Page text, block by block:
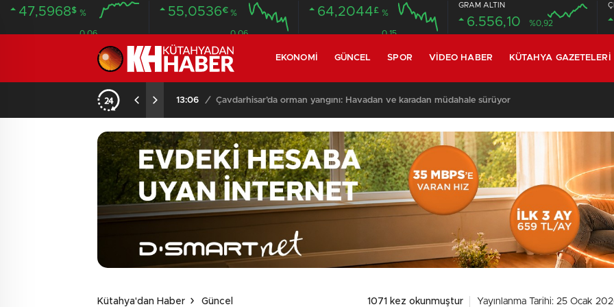
47,5968$ %
0.06
55,0536€ %
0.06
64,2044£ %
0.15
GRAM ALTIN
6.556,10 %0,92
EKONOMI GÜNCEL SPOR VIDEO HABER KÜTAHYA GAZETELERI
13:06 / Çavdarhisar’da orman yangını: Havadan ve karadan müdahale sürüyor
Kütahya'dan Haber Güncel 1071 kez okunmuştur Yayınlanma Tarihi: 25 Ocak